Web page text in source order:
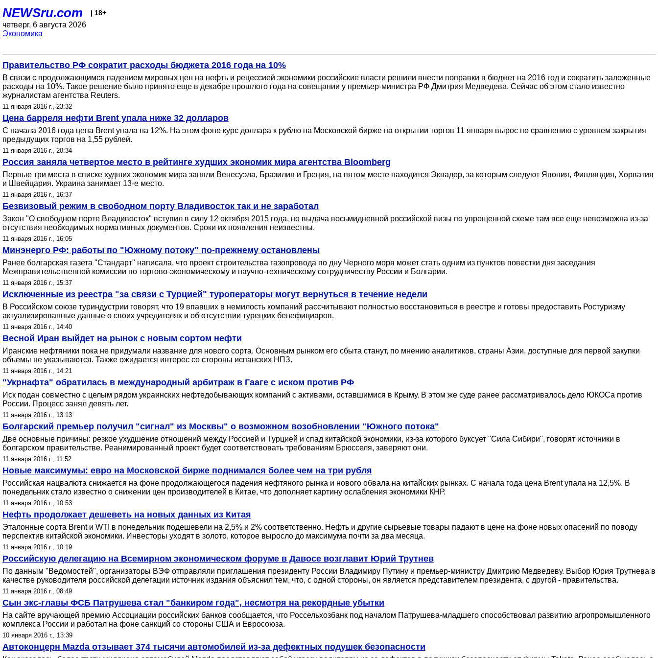
NEWSru.com | 18+
четверг, 6 августа 2026
Экономика
Правительство РФ сократит расходы бюджета 2016 года на 10%
В связи с продолжающимся падением мировых цен на нефть и рецессией экономики российские власти решили внести поправки в бюджет на 2016 год и сократить заложенные
расходы на 10%. Такое решение было принято еще в декабре прошлого года на совещании у премьер-министра РФ Дмитрия Медведева. Сейчас об этом стало известно
журналистам агентства Reuters.
11 января 2016 г., 23:32
Цена барреля нефти Brent упала ниже 32 долларов
С начала 2016 года цена Brent упала на 12%. На этом фоне курс доллара к рублю на Московской бирже на открытии торгов 11 января вырос по сравнению с уровнем закрытия
предыдущих торгов на 1,55 рублей.
11 января 2016 г., 20:34
Россия заняла четвертое место в рейтинге худших экономик мира агентства Bloomberg
Первые три места в списке худших экономик мира заняли Венесуэла, Бразилия и Греция, на пятом месте находится Эквадор, за которым следуют Япония, Финляндия, Хорватия
и Швейцария. Украина занимает 13-е место.
11 января 2016 г., 16:37
Безвизовый режим в свободном порту Владивосток так и не заработал
Закон "О свободном порте Владивосток" вступил в силу 12 октября 2015 года, но выдача восьмидневной российской визы по упрощенной схеме там все еще невозможна из-за
отсутствия необходимых нормативных документов. Сроки их появления неизвестны.
11 января 2016 г., 16:05
Минэнерго РФ: работы по "Южному потоку" по-прежнему остановлены
Ранее болгарская газета "Стандарт" написала, что проект строительства газопровода по дну Черного моря может стать одним из пунктов повестки дня заседания
Межправительственной комиссии по торгово-экономическому и научно-техническому сотрудничеству России и Болгарии.
11 января 2016 г., 15:37
Исключенные из реестра "за связи с Турцией" туроператоры могут вернуться в течение недели
В Российском союзе туриндустрии говорят, что 19 впавших в немилость компаний рассчитывают полностью восстановиться в реестре и готовы предоставить Ростуризму
актуализированные данные о своих учредителях и об отсутствии турецких бенефициаров.
11 января 2016 г., 14:40
Весной Иран выйдет на рынок с новым сортом нефти
Иранские нефтяники пока не придумали название для нового сорта. Основным рынком его сбыта станут, по мнению аналитиков, страны Азии, доступные для первой закупки
объемы не указываются. Также ожидается интерес со стороны испанских НПЗ.
11 января 2016 г., 14:21
"Укрнафта" обратилась в международный арбитраж в Гааге с иском против РФ
Иск подан совместно с целым рядом украинских нефтедобывающих компаний с активами, оставшимися в Крыму. В этом же суде ранее рассматривалось дело ЮКОСа против
России. Процесс занял девять лет.
11 января 2016 г., 13:13
Болгарский премьер получил "сигнал" из Москвы" о возможном возобновлении "Южного потока"
Две основные причины: резкое ухудшение отношений между Россией и Турцией и спад китайской экономики, из-за которого буксует "Сила Сибири", говорят источники в
болгарском правительстве. Реанимированный проект будет соответствовать требованиям Брюсселя, заверяют они.
11 января 2016 г., 11:52
Новые максимумы: евро на Московской бирже поднимался более чем на три рубля
Российская нацвалюта снижается на фоне продолжающегося падения нефтяного рынка и нового обвала на китайских рынках. С начала года цена Brent упала на 12,5%. В
понедельник стало известно о снижении цен производителей в Китае, что дополняет картину ослабления экономики КНР.
11 января 2016 г., 10:53
Нефть продолжает дешеветь на новых данных из Китая
Эталонные сорта Brent и WTI в понедельник подешевели на 2,5% и 2% соответственно. Нефть и другие сырьевые товары падают в цене на фоне новых опасений по поводу
перспектив китайской экономики. Инвесторы уходят в золото, которое выросло до максимума почти за два месяца.
11 января 2016 г., 10:19
Российскую делегацию на Всемирном экономическом форуме в Давосе возглавит Юрий Трутнев
По данным "Ведомостей", организаторы ВЭФ отправляли приглашения президенту России Владимиру Путину и премьер-министру Дмитрию Медведеву. Выбор Юрия Трутнева в
качестве руководителя российской делегации источник издания объяснил тем, что, с одной стороны, он является представителем президента, с другой - правительства.
11 января 2016 г., 08:49
Сын экс-главы ФСБ Патрушева стал "банкиром года", несмотря на рекордные убытки
На сайте вручающей премию Ассоциации российских банков сообщается, что Россельхозбанк под началом Патрушева-младшего способствовал развитию агропромышленного
комплекса России и работал на фоне санкций со стороны США и Евросоюза.
10 января 2016 г., 13:39
Автоконцерн Mazda отзывает 374 тысячи автомобилей из-за дефектных подушек безопасности